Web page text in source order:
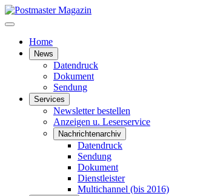
Home
News
Datendruck
Dokument
Sendung
Services
Newsletter bestellen
Anzeigen u. Leserservice
Nachrichtenarchiv
Datendruck
Sendung
Dokument
Dienstleister
Multichannel (bis 2016)